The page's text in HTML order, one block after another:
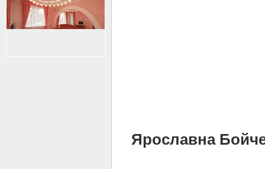
Ярославна